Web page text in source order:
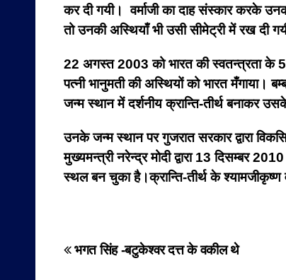
कर दी गयी।वर्माजी का दाह संस्कार करके
तो उनकी अस्थियाँ भी उसी सीमेट्री में रख दी
22 अगस्त 2003 को भारत की स्वतन्त्रता के
पत्नी भानुमती की अस्थियों को भारत
जन्म स्थान में दर्शनीय क्रान्ति-तीर्थ बनाकर
उनके जन्म स्थान पर गुजरात सरकार द्वारा
मुख्यमन्त्री नरेन्द्र मोदी द्वारा 13 दिसम्बर
स्थल बन चुका है।क्रान्ति-तीर्थ के
Post
भगत सिंह -बटुकेश्वर दत्त के वकील थे